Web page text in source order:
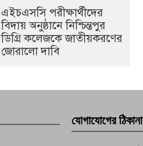
এইচএসসি পরীক্ষার্থীদের
বিদায় অনুষ্ঠানে নিশ্চিন্তপুর
ডিগ্রি কলেজকে জাতীয়করণের
জোরালো দাবি
যোগাযোগের ঠিকানা